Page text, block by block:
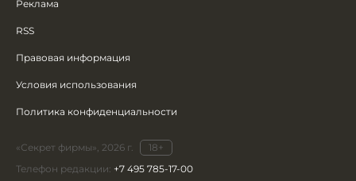
Реклама
RSS
Правовая информация
Условия использования
Политика конфиденциальности
«Секрет фирмы», 2026 г.
18+
Телефон редакции: +7 495 785-17-00